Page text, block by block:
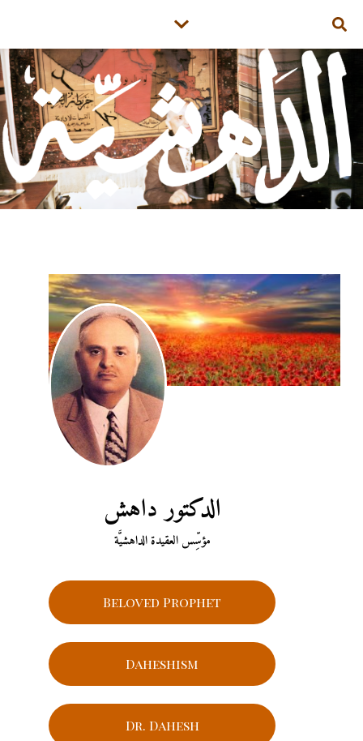
الدكتور داهش
مؤسِّس العقيدة الداهشيَّة
Beloved Prophet
Daheshism
Dr. Dahesh